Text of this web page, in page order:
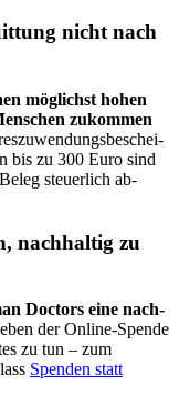
nicht nach
möglichst hohen
zu­kommen
bis zu 300 Euro sind
steuerlich ab­
nach­haltig zu
Doctors eine nach­
der Online-Spende
zu tun – zum
Spenden statt